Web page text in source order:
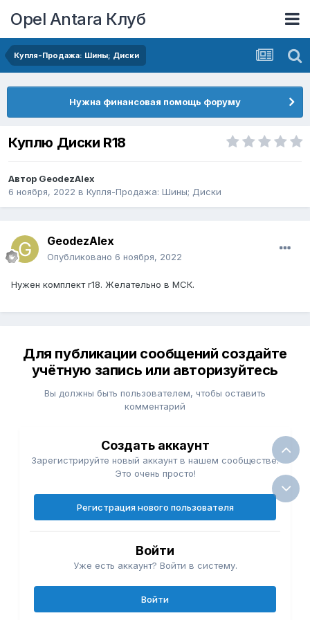
Opel Antara Клуб
Купля-Продажа: Шины; Диски
Нужна финансовая помощь форуму
Куплю Диски R18
Автор GeodezAlex
6 ноября, 2022 в Купля-Продажа: Шины; Диски
GeodezAlex
Опубликовано 6 ноября, 2022
Нужен комплект r18. Желательно в МСК.
Для публикации сообщений создайте
учётную запись или авторизуйтесь
Вы должны быть пользователем, чтобы оставить
комментарий
Создать аккаунт
Зарегистрируйте новый аккаунт в нашем сообществе.
Это очень просто!
Регистрация нового пользователя
Войти
Уже есть аккаунт? Войти в систему.
Войти